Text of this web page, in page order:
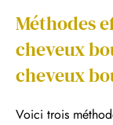
Méthodes
cheveux
cheveux
Voici trois